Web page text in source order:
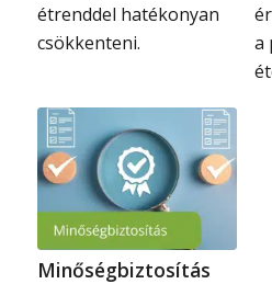
étrenddel hatékonyan
csökkenteni.
a
Minőségbiztosítás